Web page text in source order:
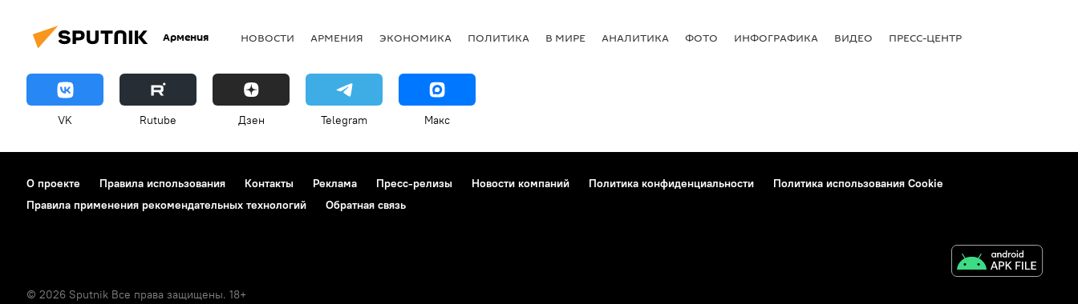
Армения НОВОСТИ АРМЕНИЯ ЭКОНОМИКА ПОЛИТИКА В МИРЕ АНАЛИТИКА ФОТО ИНФОГРАФИКА ВИДЕО ПРЕСС-ЦЕНТР
VK Rutube Дзен Telegram Макс
О проекте Правила использования Контакты Реклама Пресс-релизы Новости компаний Политика конфиденциальности
Политика использования Cookie
Правила применения рекомендательных технологий
Обратная связь
© 2026 Sputnik Все права защищены. 18+